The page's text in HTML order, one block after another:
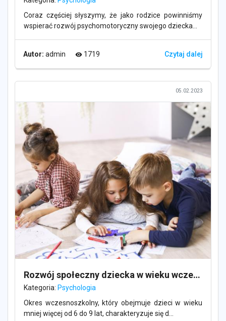
Coraz częściej słyszymy, że jako rodzice powinniśmy
wspierać rozwój psychomotoryczny swojego dziecka...
Autor: admin visibility 1719 Czytaj dalej
05.02.2023
Rozwój społeczny dziecka w wieku wczesnoszkolnym
Kategoria: Psychologia
Okres wczesnoszkolny, który obejmuje dzieci w wieku
mniej więcej od 6 do 9 lat, charakteryzuje się d...